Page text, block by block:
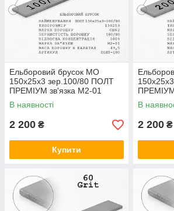
Ельборовий брусок МО
150х25х3 зер.100/80 ПОЛТ
ПРЕМІУМ зв'язка М2-01
(мідно-олов'яна)
В наявності
2 200 ₴
Купити
ПРЕМІУМ
(мідно-
В
2 200 ₴